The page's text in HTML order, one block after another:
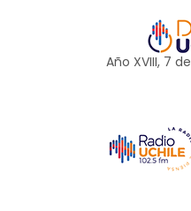
Año XVIII, 7 de